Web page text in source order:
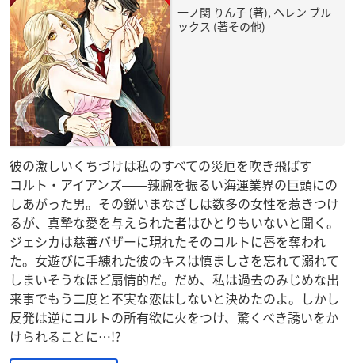
一ノ関 りん子 (著), ヘレン ブル
ックス (著その他)
彼の激しいくちづけは私のすべての災厄を吹き飛ばす
コルト・アイアンズ――辣腕を振るい海運業界の巨頭にの
しあがった男。その鋭いまなざしは数多の女性を惹きつけ
るが、真摯な愛を与えられた者はひとりもいないと聞く。
ジェシカは慈善バザーに現れたそのコルトに唇を奪われ
た。女遊びに手練れた彼のキスは慎ましさを忘れて溺れて
しまいそうなほど扇情的だ。だめ、私は過去のみじめな出
来事でもう二度と不実な恋はしないと決めたのよ。しかし
反発は逆にコルトの所有欲に火をつけ、驚くべき誘いをか
けられることに…!?